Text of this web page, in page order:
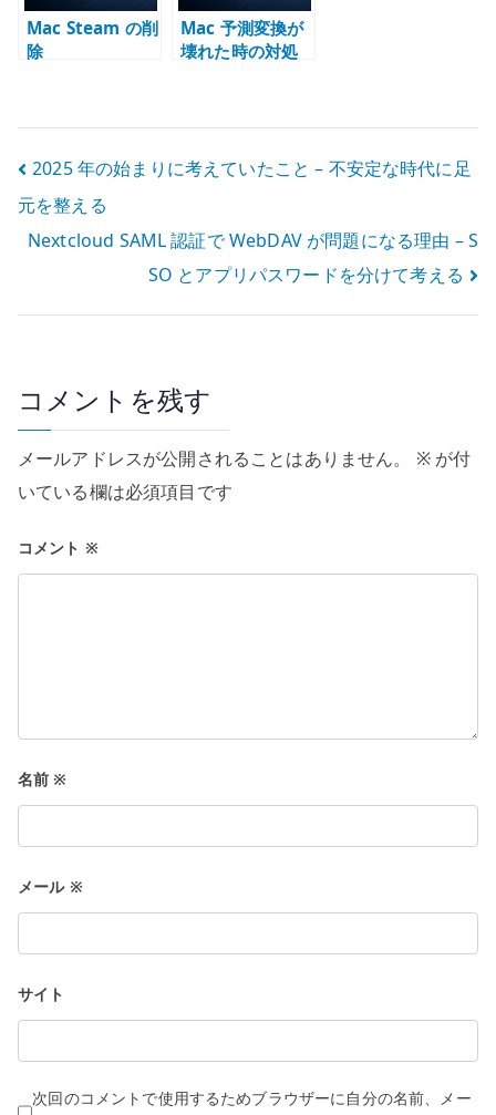
Mac Steam の削
除
Mac 予測変換が
壊れた時の対処
投
稿
ナ
ビ
ー
シ
ョ
ン
2025 年の始まりに考えていたこと – 不安定な時代に足
元を整える
Nextcloud SAML 認証で WebDAV が問題になる理由 – S
SO とアプリパスワードを分けて考える
コメントを残す
メールアドレスが公開されることはありません。 ※が付
いている欄は必須項目です
コメント ※
名前※
メール ※
サイト
次回のコメントで使用するためブラウザーに自分の名前、メー